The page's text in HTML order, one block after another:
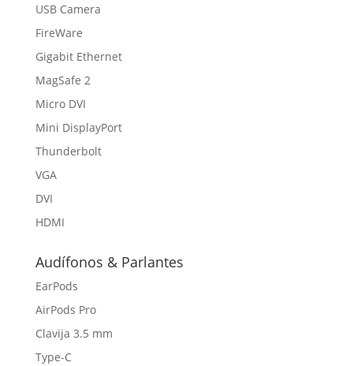
USB Camera
FireWare
Gigabit Ethernet
MagSafe 2
Micro DVI
Mini DisplayPort
Thunderbolt
VGA
DVI
HDMI
Audífonos & Parlantes
EarPods
AirPods Pro
Clavija 3.5 mm
Type-C